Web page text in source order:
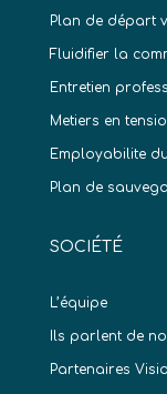
Plan de départ
Fluidifier la
Entretien
Metiers en
Employabilite
Plan de
SOCIÉTÉ
L’équipe
Ils parlent de
Partenaires